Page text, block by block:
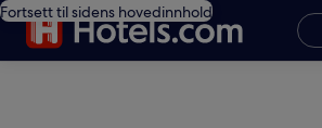
Fortsett til sidens hovedinnhold